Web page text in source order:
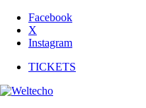
Facebook
X
Instagram
TICKETS